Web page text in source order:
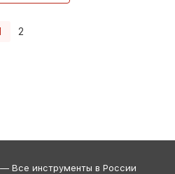
2
Все инструменты в России